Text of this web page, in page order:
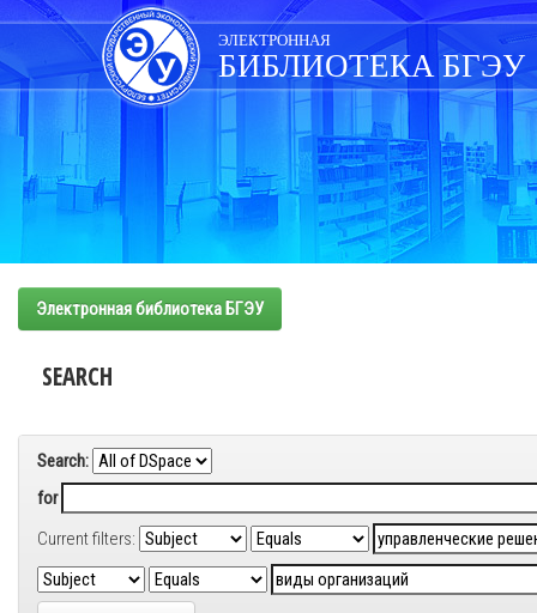
Skip
navigation
ЭЛЕКТРОННАЯ
БИБЛИОТЕКА БГЭУ
Электронная библиотека БГЭУ
SEARCH
Search:
for
Current filters: